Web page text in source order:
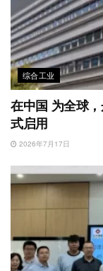
综合工业
在中国 为全球
式启用
2026年7月17日